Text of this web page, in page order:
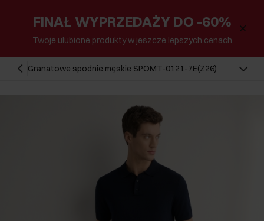
FINAŁ WYPRZEDAŻY DO -60%
Twoje ulubione produkty w jeszcze lepszych cenach
Granatowe spodnie męskie SPOMT-0121-7E(Z26)